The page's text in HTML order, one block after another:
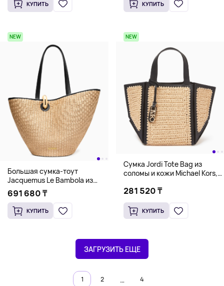
КУПИТЬ КУПИТЬ
NEW
Большая сумка-тоут
Jacquemus Le Bambola из
рафии, бежевый/черный
691 680 ₸
КУПИТЬ
NEW
Сумка Jordi Tote Bag из
соломы и кожи Michael Kors,
281 520 ₸
КУПИТЬ
ЗАГРУЗИТЬ ЕЩЕ
1 2 … 4